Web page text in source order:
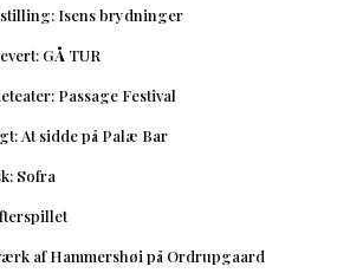
Isens brydninger
GÅ TUR
Passage Festival
At sidde på Palæ Bar
Sofra
af Hammershøi på Ordrupgaard